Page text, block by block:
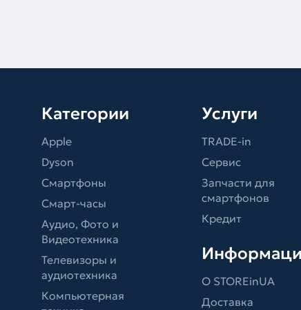
Категории
Apple
Dyson
Смартфоны
Смарт-часы
Аудио, Фото и
Видеотехника
Телевизоры и
аудиотехника
Компьютерная
Услуги
TRADE-in
Сервис
Запчасти для
смартфонов
Кредит
О STOREinUA
Доставка